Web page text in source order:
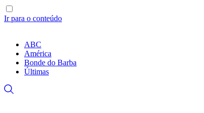
Ir para o conteúdo
ABC
América
Bonde do Barba
Últimas